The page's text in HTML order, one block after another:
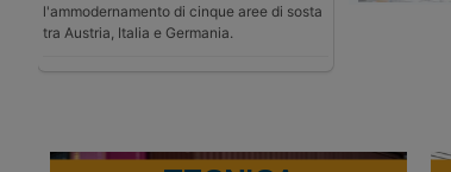
l'ammodernamento di cinque aree di sosta
tra Austria, Italia e Germania.